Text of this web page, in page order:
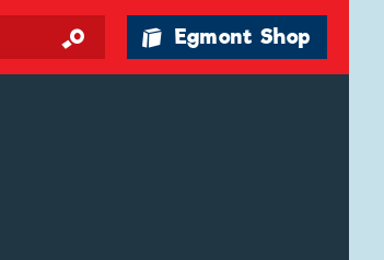
🛍 Egmont Shop